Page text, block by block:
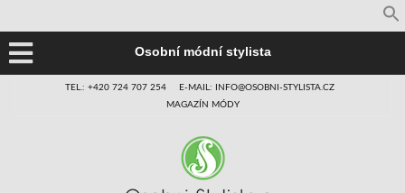
Osobní módní stylista
TEL.: +420 724 707 254
E-MAIL: INFO@OSOBNI-STYLISTA.CZ
MAGAZÍN MÓDY